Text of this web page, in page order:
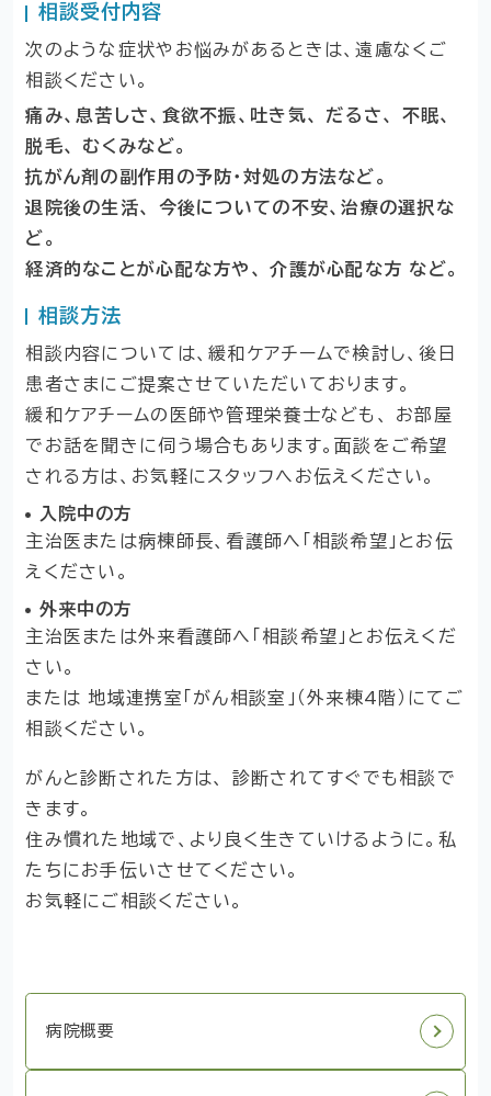
相談受付内容
次のような症状やお悩みがあるときは、遠慮なくご
相談ください。
痛み、息苦しさ、食欲不振、吐き気、 だるさ、 不眠、
脱毛、 むくみなど。
抗がん剤の副作用の予防・対処の方法など。
退院後の生活、 今後についての不安、治療の選択な
ど。
経済的なことが心配な方や、 介護が心配な方 など。
相談方法
相談内容については、緩和ケアチームで検討し、後日
患者さまにご提案させていただいております。
緩和ケアチームの医師や管理栄養士なども、 お部屋
でお話を聞きに伺う場合もあります。面談をご希望
される方は、お気軽にスタッフへお伝えください。
入院中の方
主治医または病棟師長、看護師へ「相談希望」とお伝
えください。
外来中の方
主治医または外来看護師へ「相談希望」とお伝えくだ
さい。
または 地域連携室「がん相談室」（外来棟4階）にてご
相談ください。
がんと診断された方は、 診断されてすぐでも相談で
きます。
住み慣れた地域で、より良く生きていけるように。私
たちにお手伝いさせてください。
お気軽にご相談ください。
病院概要